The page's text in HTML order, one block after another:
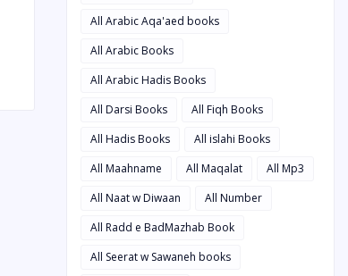
All Arabic Aqa'aed books
All Arabic Books
All Arabic Hadis Books
All Darsi Books
All Fiqh Books
All Hadis Books
All islahi Books
All Maahname
All Maqalat
All Mp3
All Naat w Diwaan
All Number
All Radd e BadMazhab Book
All Seerat w Sawaneh books